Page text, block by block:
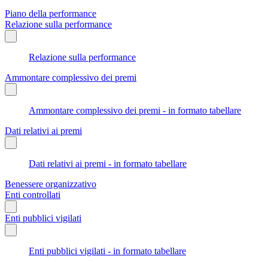
Piano della performance
Relazione sulla performance
Relazione sulla performance
Ammontare complessivo dei premi
Ammontare complessivo dei premi - in formato tabellare
Dati relativi ai premi
Dati relativi ai premi - in formato tabellare
Benessere organizzativo
Enti controllati
Enti pubblici vigilati
Enti pubblici vigilati - in formato tabellare